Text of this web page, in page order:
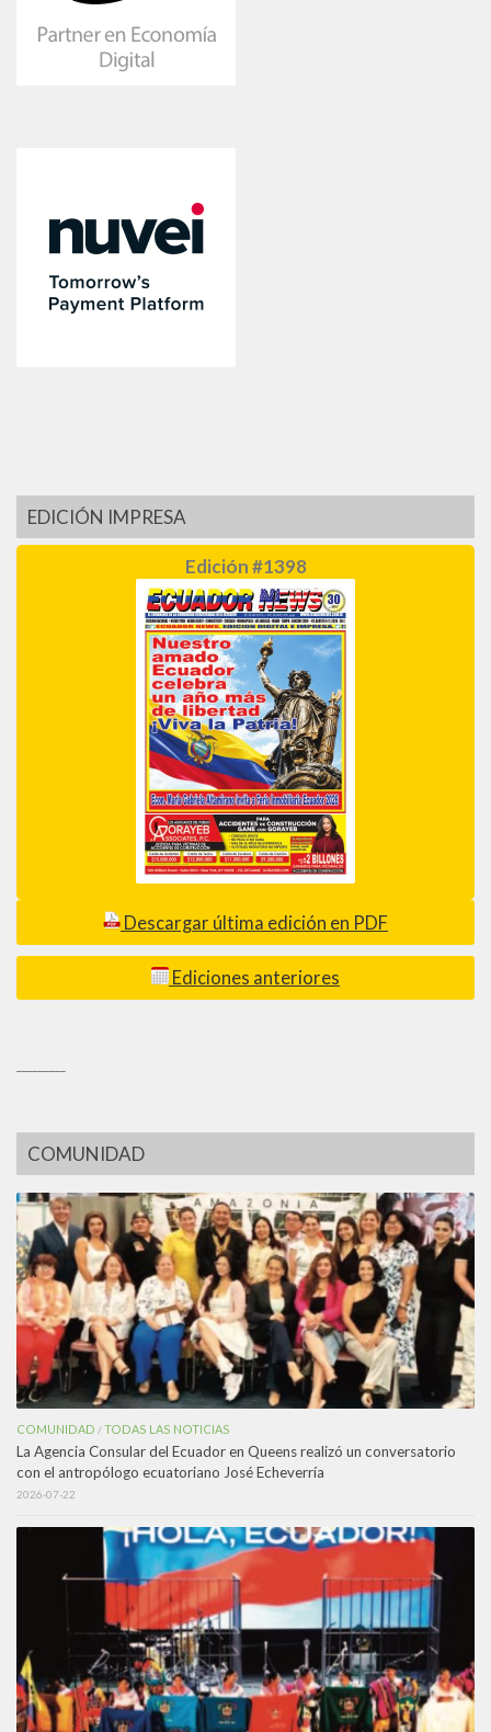
EDICIÓN IMPRESA
Edición #1398
Descargar última edición en PDF
Ediciones anteriores
COMUNIDAD
COMUNIDAD /TODAS LAS NOTICIAS
La Agencia Consular del Ecuador en Queens realizó un conversatorio
con el antropólogo ecuatoriano José Echeverría
2026-07-22